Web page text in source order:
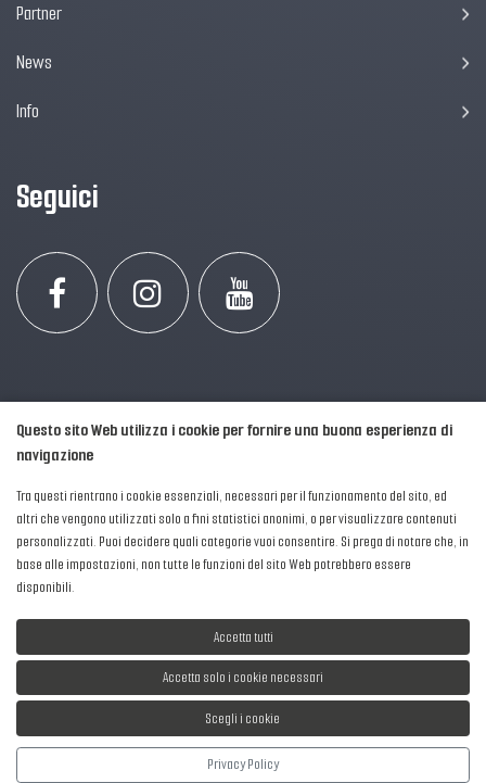
Partner
News
Info
Seguici
2016-2026 © AIPFM - Festa della Musica Italia Tutti i Diritti Riservati.
Privacy Policy
| Cookies
Sviluppato daNewMediaConsulting
Questo sito Web utilizza i cookie per fornire una buona esperienza di
navigazione
Tra questi rientrano i cookie essenziali, necessari per il funzionamento del sito, ed
altri che vengono utilizzati solo a fini statistici anonimi, o per visualizzare contenuti
personalizzati. Puoi decidere quali categorie vuoi consentire. Si prega di notare che, in
base alle impostazioni, non tutte le funzioni del sito Web potrebbero essere
disponibili.
Accetta tutti
Accetta solo i cookie necessari
Scegli i cookie
Privacy Policy